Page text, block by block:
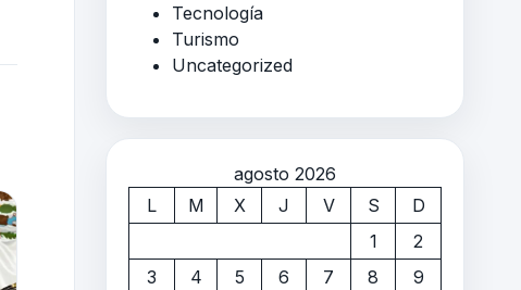
Tecnología
Turismo
Uncategorized
agosto 2026
L
M X J V S
D
1
2
3
4 5 6 7 8
9